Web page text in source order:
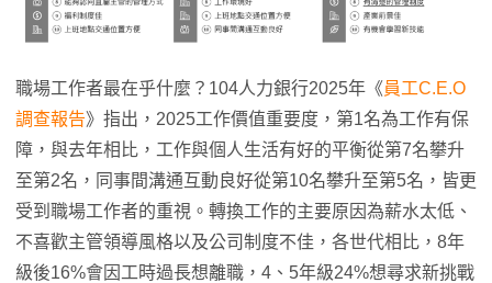
職場工作者最在乎什麼？104人力銀行2025年《員工C.E.O
調查報告》指出，2025工作價值重要度，第1名為工作有保
障，與去年相比，工作與個人生活有好的平衡從第7名攀升
至第2名，同事間溝通互動良好從第10名攀升至第5名，皆更
受到職場工作者的重視。轉換工作的主要原因為薪水太低、
不喜歡主管領導風格以及公司制度不佳，各世代相比，8年
級後16%會因工時過長想離職，4、5年級24%想尋求新挑戰